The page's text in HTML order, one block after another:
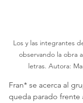
Los y las integrantes
observando la obra
letras. Autora:
Fran* se acerca al
queda parado frente